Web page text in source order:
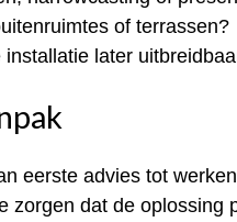
of terrassen?
installatie later
eerste advies tot
zorgen dat de oplossing